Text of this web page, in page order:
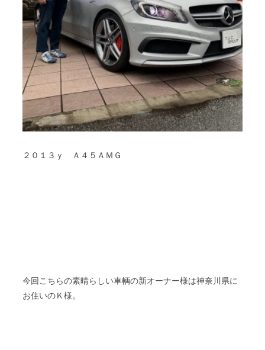
２０１３ｙ Ａ４５ＡＭＧ
今回こちらの素晴らしい車輌の新オーナー様は神奈川県に
お住いのＫ様。